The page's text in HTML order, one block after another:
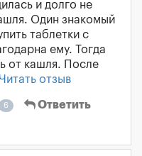
и долго не
Один знакомый
таблетки с
ему. Тогда
от кашля. После
Читать отзыв
6 Ответить